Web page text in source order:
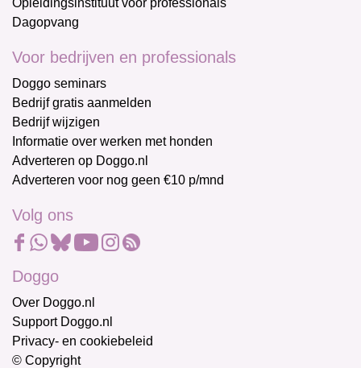
Opleidingsinstituut voor professionals
Dagopvang
Voor bedrijven en professionals
Doggo seminars
Bedrijf gratis aanmelden
Bedrijf wijzigen
Informatie over werken met honden
Adverteren op Doggo.nl
Adverteren voor nog geen €10 p/mnd
Volg ons
Doggo
Over Doggo.nl
Support Doggo.nl
Privacy- en cookiebeleid
© Copyright